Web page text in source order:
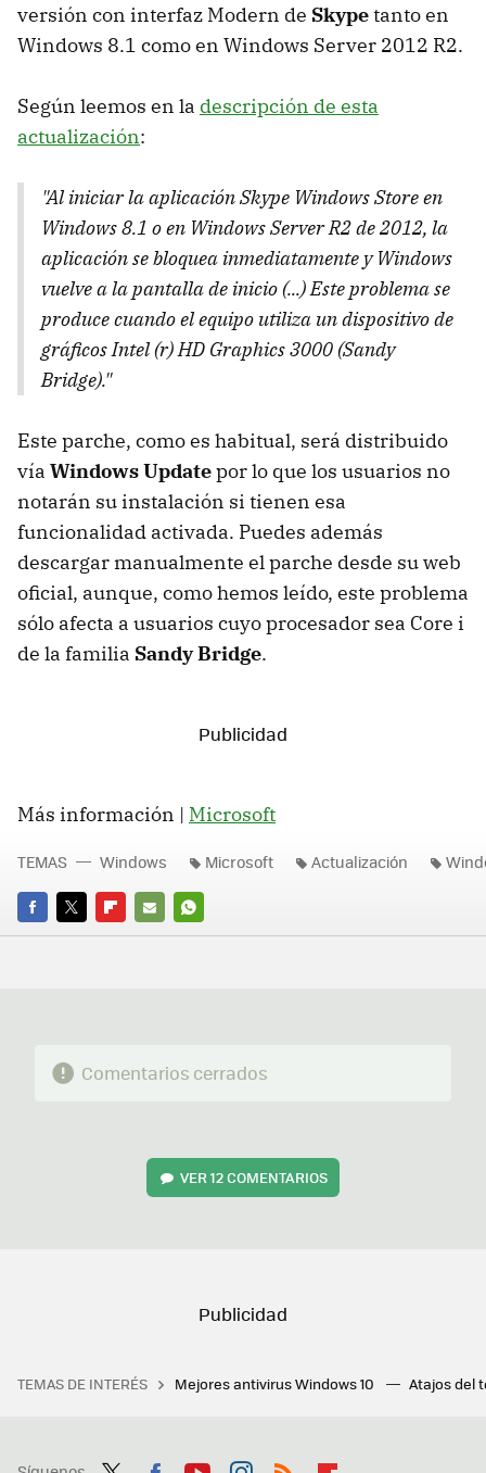
versión con interfaz Modern de Skypetanto en
Windows 8.1 como en Windows Server 2012 R2.
Según leemos en la descripción de esta
actualización:
"Al iniciar la aplicación Skype Windows Store en
Windows 8.1 o en Windows Server R2 de 2012, la
aplicación se bloquea inmediatamente y Windows
vuelve a la pantalla de inicio (...) Este problema se
produce cuando el equipo utiliza un dispositivo de
gráficos Intel (r) HD Graphics 3000 (Sandy
Bridge)."
Este parche, como es habitual, será distribuido
vía Windows Updatepor lo que los usuarios no
notarán su instalación si tienen esa
funcionalidad activada. Puedes además
descargar manualmente el parche desde su web
oficial, aunque, como hemos leído, este problema
sólo afecta a usuarios cuyo procesador sea Core i
de la familia Sandy Bridge.
Más información | Microsoft
FACEBOOK
TWITTERFLIPBOARD
E-
WHATSAPP
TEMAS Windows Microsoft Actualización
Comentarios cerrados
VER12 COMENTARIOS
TEMAS DE INTERÉS Mejores antivirus Windows 10 Atajos del